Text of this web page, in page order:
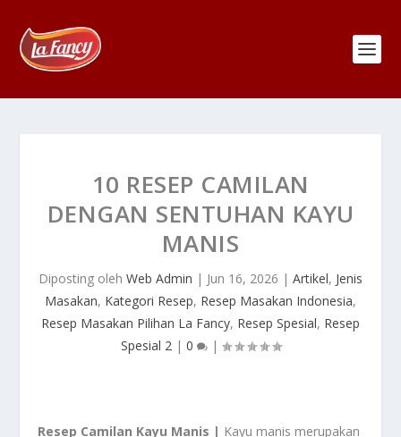
10 RESEP CAMILAN
DENGAN SENTUHAN KAYU
MANIS
Diposting oleh Web Admin | Jun 16, 2026 | Artikel, Jenis
Masakan, Kategori Resep, Resep Masakan Indonesia,
Resep Masakan Pilihan La Fancy, Resep Spesial, Resep
Spesial 2| 0 |
Resep Camilan Kayu Manis | Kayu manis merupakan